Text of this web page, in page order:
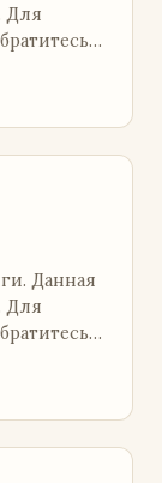
Для
к
Данная
Для
к